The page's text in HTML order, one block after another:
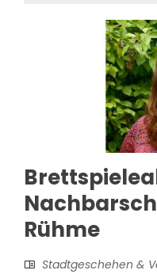
Rühme
Stadtgeschehen &